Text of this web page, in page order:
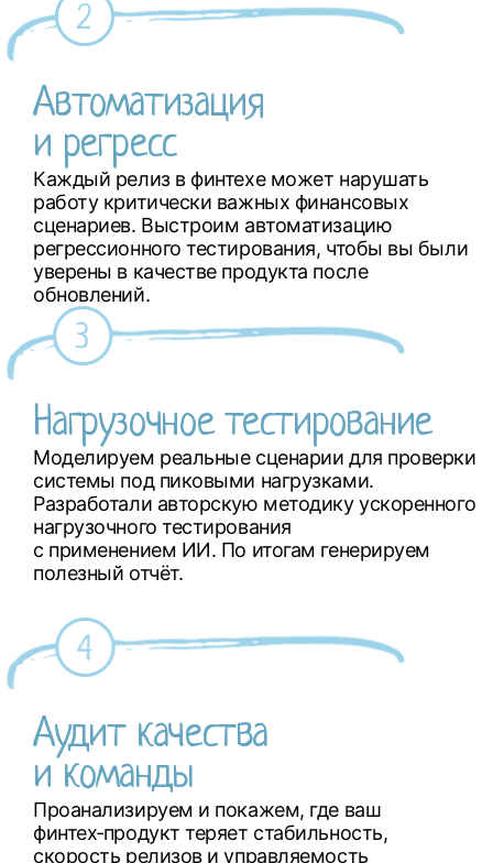
Автоматизация
и регресс
Каждый релиз в финтехе может нарушать
работу критически важных финансовых
сценариев. Выстроим автоматизацию
регрессионного тестирования, чтобы вы были
уверены в качестве продукта после
обновлений.
Нагрузочное тестирование
Моделируем реальные сценарии для проверки
системы под пиковыми нагрузками.
Разработали авторскую методику ускоренного
нагрузочного тестирования
с применением ИИ. По итогам генерируем
полезный отчёт.
Аудит качества
и команды
Проанализируем и покажем, где ваш
финтех‑продукт теряет стабильность,
скорость релизов и управляемость